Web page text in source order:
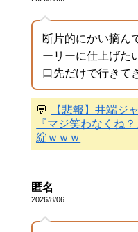
断片的にかい摘ん
ーリーに仕上げた
口先だけで行きて
💬
【悲報】井端ジ
『マジ笑わなくね
綻ｗｗｗ
匿名
2026/8/06